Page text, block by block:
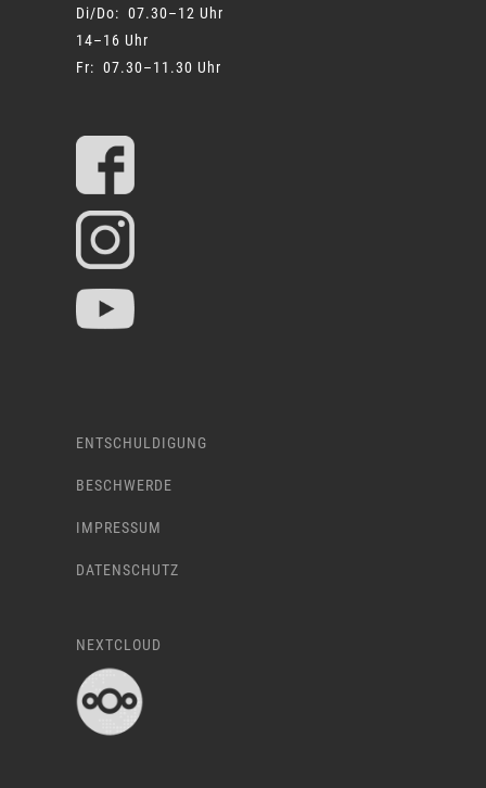
Di/Do: 07.30–12 Uhr
14–16 Uhr
Fr: 07.30–11.30 Uhr
ENTSCHULDIGUNG
BESCHWERDE
IMPRESSUM
DATENSCHUTZ
NEXTCLOUD